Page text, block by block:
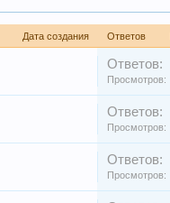
Дата создания Ответов
Ответов:
Просмотров:
Ответов:
Просмотров:
Ответов:
Просмотров: